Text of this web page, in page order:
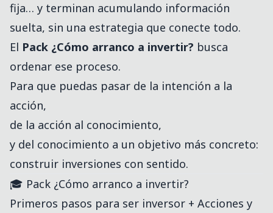
fija… y terminan acumulando información
suelta, sin una estrategia que conecte todo.
El Pack ¿Cómo arranco a invertir? busca
ordenar ese proceso.
Para que puedas pasar de la intención a la
acción,
de la acción al conocimiento,
y del conocimiento a un objetivo más concreto:
construir inversiones con sentido.
🎓 Pack ¿Cómo arranco a invertir?
Primeros pasos para ser inversor + Acciones y